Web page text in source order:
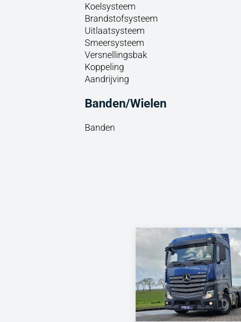
Koelsysteem
Brandstofsysteem
Uitlaatsysteem
Smeersysteem
Versnellingsbak
Koppeling
Aandrijving
Banden/Wielen
Banden